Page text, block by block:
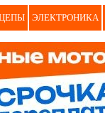
ЭЛЕКТРОНИКА